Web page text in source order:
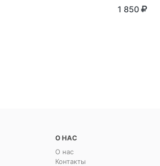
1 850
О НАС
О нас
Контакты